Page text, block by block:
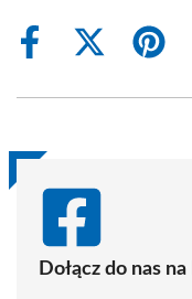
Share
Share
(Twitter)
Share
Dołącz do nas